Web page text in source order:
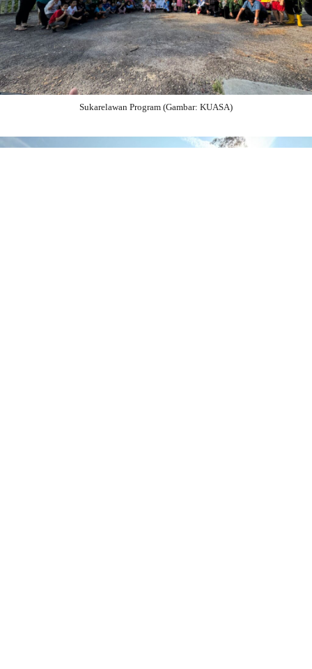
Sukarelawan Program (Gambar: KUASA)